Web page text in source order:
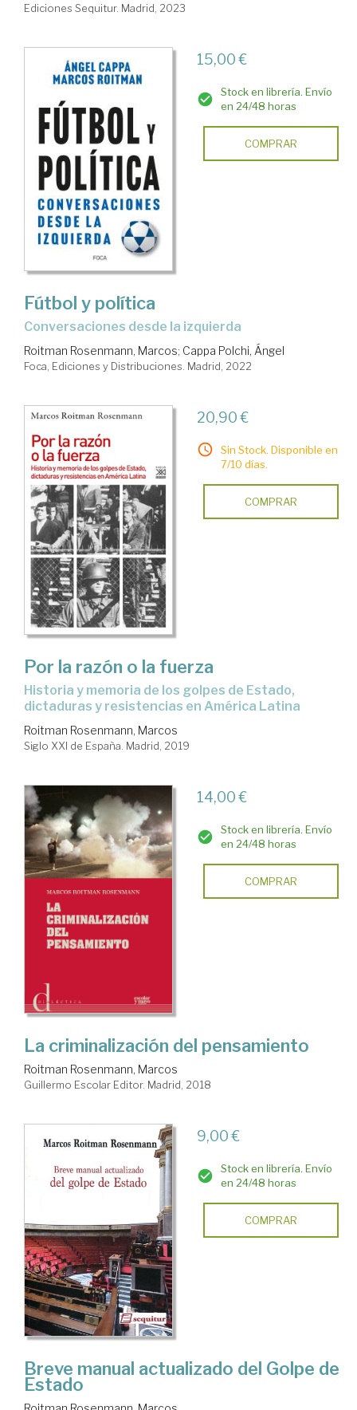
Ediciones Sequitur. Madrid, 2023
15,00 €
Stock en librería. Envío
en 24/48 horas
COMPRAR
Fútbol y política
conversaciones desde la izquierda
Roitman Rosenmann, Marcos; Cappa Polchi, Ángel
Foca, Ediciones y Distribuciones. Madrid, 2022
20,90 €
Sin Stock. Disponible en
7/10 días.
COMPRAR
Por la razón o la fuerza
historia y memoria de los golpes de Estado,
dictaduras y resistencias en América Latina
Roitman Rosenmann, Marcos
Siglo XXI de España. Madrid, 2019
14,00 €
Stock en librería. Envío
en 24/48 horas
COMPRAR
La criminalización del pensamiento
Roitman Rosenmann, Marcos
Guillermo Escolar Editor. Madrid, 2018
9,00 €
Stock en librería. Envío
en 24/48 horas
COMPRAR
Breve manual actualizado del Golpe de
Estado